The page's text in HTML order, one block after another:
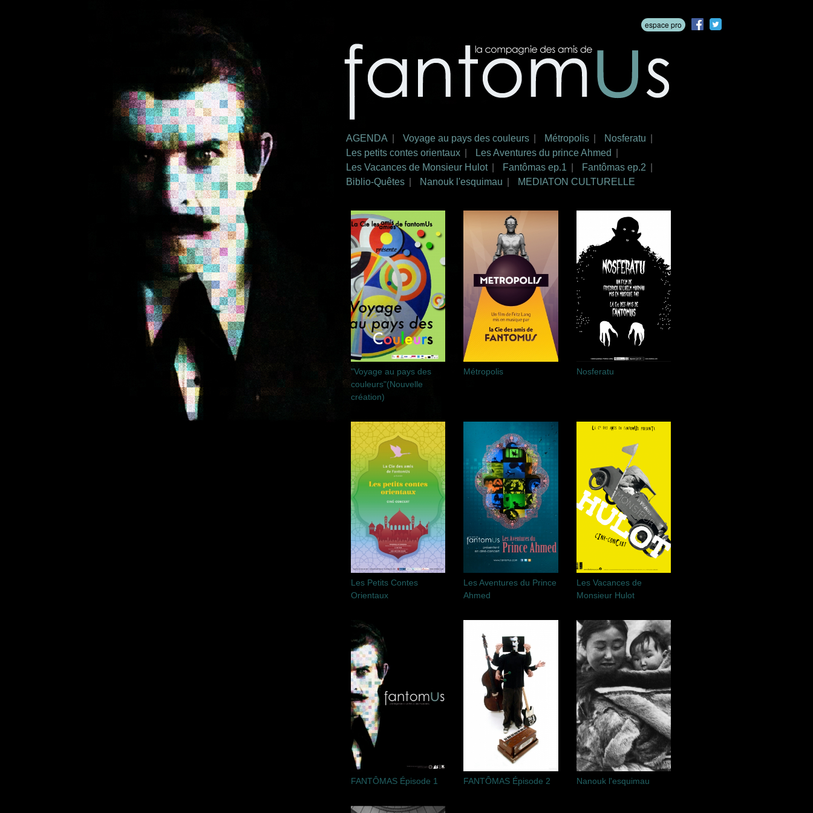
espace pro
COMPAGNIE
DES AMIS
DE
FANTOMUS
concert
Menu principal
AGENDA Voyage au pays des couleurs Métropolis
Nosferatu
Les petits contes orientaux
Les Aventures du prince Ahmed
Les Vacances de Monsieur Hulot
Fantômas ep.1
Fantômas ep.2
Biblio-Quêtes
Nanouk l'esquimau MEDIATON CULTURELLE
"Voyage au pays des
couleurs"(Nouvelle
création)
Métropolis Nosferatu
Les Petits Contes
Orientaux
Les Aventures du Prince
Ahmed
Les Vacances de
Monsieur Hulot
FANTÔMAS Épisode 1 FANTÔMAS Épisode 2 Nanouk l'esquimau